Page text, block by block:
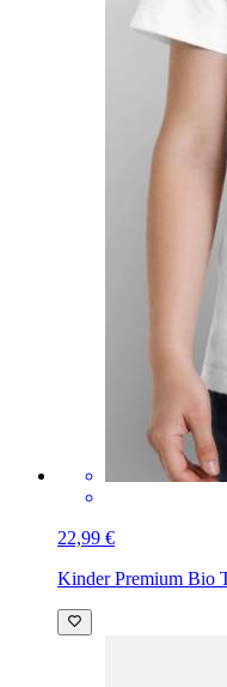
22,99 €
Kinder Premium Bio